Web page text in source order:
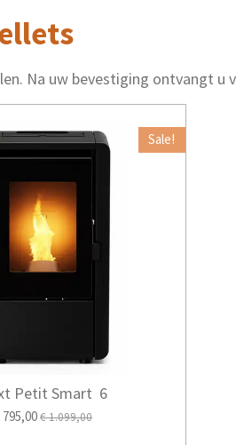
Na uw bevestiging ontvangt u
Sale!
Petit Smart 6
795,00€ 1.099,00